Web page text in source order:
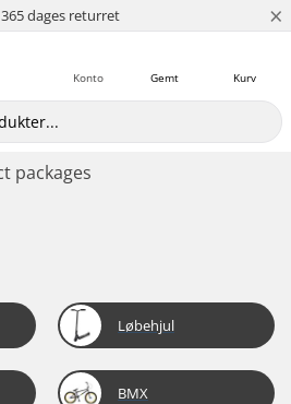
365 dages returret
4.8 ud af 5 ×
Kurv
Gemt
Konto
Løbehjul
BMX